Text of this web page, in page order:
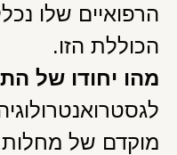
הרפואיים שלו
הכוללת הזו.
מהו יחודו של
מוקדם של